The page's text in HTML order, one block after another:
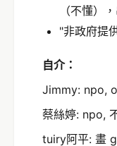
（不懂）
"非政府提
自介：
Jimmy: npo,
蔡絲婷: npo,
tuiry阿平: 畫